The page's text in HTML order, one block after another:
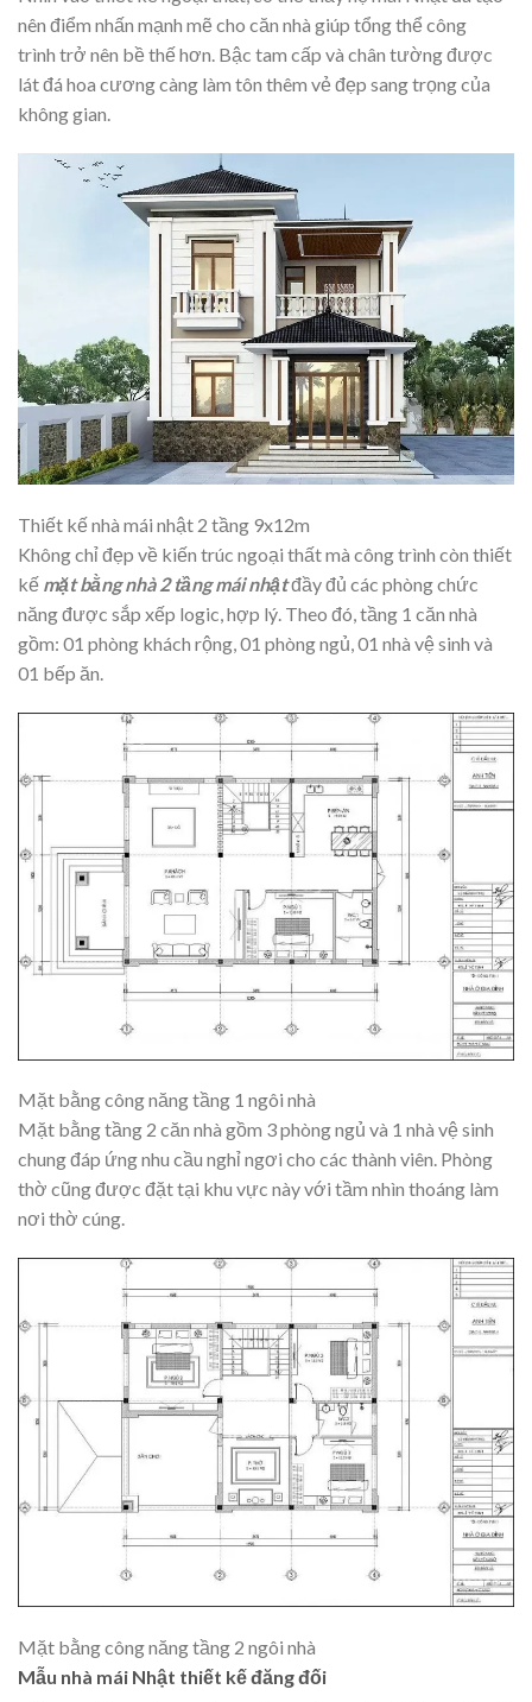
nên điểm nhấn mạnh mẽ cho căn nhà giúp tổng thể công
trình trở nên bề thế hơn. Bậc tam cấp và chân tường được
lát đá hoa cương càng làm tôn thêm vẻ đẹp sang trọng của
không gian.
Thiết kế nhà mái nhật 2 tầng 9x12m
Không chỉ đẹp về kiến trúc ngoại thất mà công trình còn thiết
kế mặt bằng nhà 2 tầng mái nhậtđầy đủ các phòng chức
năng được sắp xếp logic, hợp lý. Theo đó, tầng 1 căn nhà
gồm: 01 phòng khách rộng, 01 phòng ngủ, 01 nhà vệ sinh và
01 bếp ăn.
Mặt bằng công năng tầng 1 ngôi nhà
Mặt bằng tầng 2 căn nhà gồm 3 phòng ngủ và 1 nhà vệ sinh
chung đáp ứng nhu cầu nghỉ ngơi cho các thành viên. Phòng
thờ cũng được đặt tại khu vực này với tầm nhìn thoáng làm
nơi thờ cúng.
Mặt bằng công năng tầng 2 ngôi nhà
Mẫu nhà mái Nhật thiết kế đăng đối